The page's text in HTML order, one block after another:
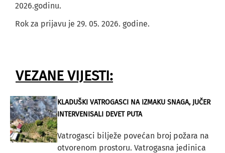
2026.godinu.
Rok za prijavu je 29. 05. 2026. godine.
VEZANE VIJESTI:
KLADUŠKI VATROGASCI NA IZMAKU SNAGA, JUČER
INTERVENISALI DEVET PUTA
Vatrogasci bilježe povećan broj požara na
otvorenom prostoru. Vatrogasna jedinica